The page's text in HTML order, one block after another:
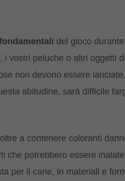
del gioco
vostri peluche o altri oggetti
non devono essere
abitudine, sarà difficile
a contenere coloranti
che potrebbero essere
per il cane, in materiali e